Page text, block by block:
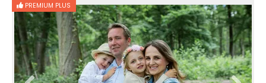
PREMIUM PLUS